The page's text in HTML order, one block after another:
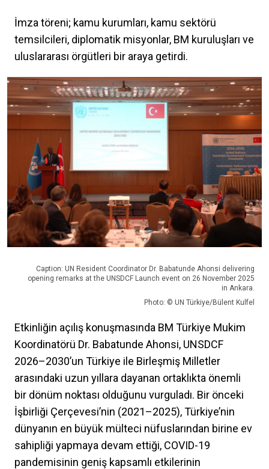
İmza töreni; kamu kurumları, kamu sektörü
temsilcileri, diplomatik misyonlar, BM kuruluşları ve
uluslararası örgütleri bir araya getirdi.
Caption: UN Resident Coordinator Dr. Babatunde Ahonsi delivering
opening remarks at the UNSDCF Launch event on 26 November 2025
in Ankara.
Photo: © UN Türkiye/Bülent Kulfel
Etkinliğin açılış konuşmasında BM Türkiye Mukim
Koordinatörü Dr. Babatunde Ahonsi, UNSDCF
2026–2030’un Türkiye ile Birleşmiş Milletler
arasındaki uzun yıllara dayanan ortaklıkta önemli
bir dönüm noktası olduğunu vurguladı. Bir önceki
İşbirliği Çerçevesi’nin (2021–2025), Türkiye’nin
dünyanın en büyük mülteci nüfuslarından birine ev
sahipliği yapmaya devam ettiği, COVID-19
pandemisinin geniş kapsamlı etkilerinin